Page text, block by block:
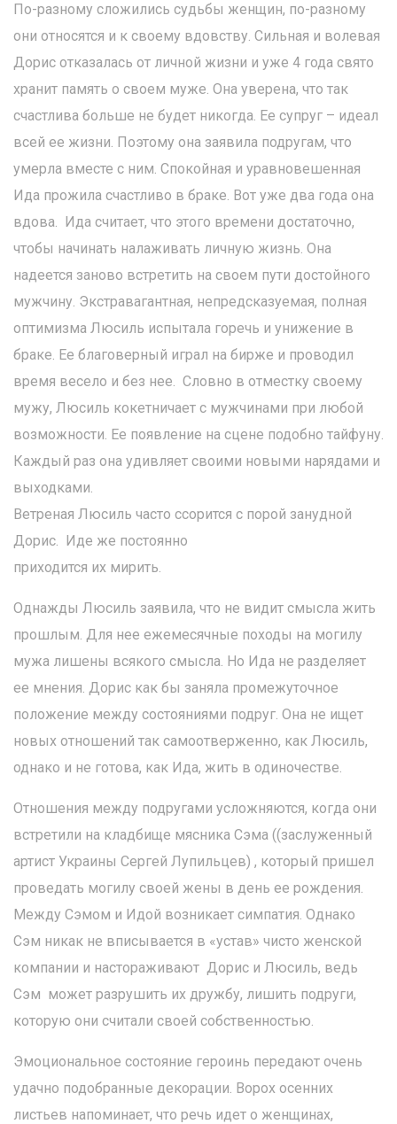
По-разному сложились судьбы женщин, по-разному
они относятся и к своему вдовству. Сильная и волевая
Дорис отказалась от личной жизни и уже 4 года свято
хранит память о своем муже. Она уверена, что так
счастлива больше не будет никогда. Ее супруг – идеал
всей ее жизни. Поэтому она заявила подругам, что
умерла вместе с ним. Спокойная и уравновешенная
Ида прожила счастливо в браке. Вот уже два года она
вдова. Ида считает, что этого времени достаточно,
чтобы начинать налаживать личную жизнь. Она
надеется заново встретить на своем пути достойного
мужчину. Экстравагантная, непредсказуемая, полная
оптимизма Люсиль испытала горечь и унижение в
браке. Ее благоверный играл на бирже и проводил
время весело и без нее. Словно в отместку своему
мужу, Люсиль кокетничает с мужчинами при любой
возможности. Ее появление на сцене подобно тайфуну.
Каждый раз она удивляет своими новыми нарядами и
выходками.
Ветреная Люсиль часто ссорится с порой занудной
Дорис. Иде же постоянно
приходится их мирить.
Однажды Люсиль заявила, что не видит смысла жить
прошлым. Для нее ежемесячные походы на могилу
мужа лишены всякого смысла. Но Ида не разделяет
ее мнения. Дорис как бы заняла промежуточное
положение между состояниями подруг. Она не ищет
новых отношений так самоотверженно, как Люсиль,
однако и не готова, как Ида, жить в одиночестве.
Отношения между подругами усложняются, когда они
встретили на кладбище мясника Сэма ((заслуженный
артист Украины Сергей Лупильцев) , который пришел
проведать могилу своей жены в день ее рождения.
Между Сэмом и Идой возникает симпатия. Однако
Сэм никак не вписывается в «устав» чисто женской
компании и настораживают Дорис и Люсиль, ведь
Сэм может разрушить их дружбу, лишить подруги,
которую они считали своей собственностью.
Эмоциональное состояние героинь передают очень
удачно подобранные декорации. Ворох осенних
листьев напоминает, что речь идет о женщинах,